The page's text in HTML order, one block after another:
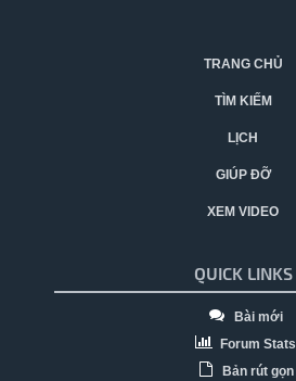
TRANG CHỦ
TÌM KIẾM
LỊCH
GIÚP ĐỠ
XEM VIDEO
QUICK LINKS
Bài mới
Forum Stats
Bản rút gọn